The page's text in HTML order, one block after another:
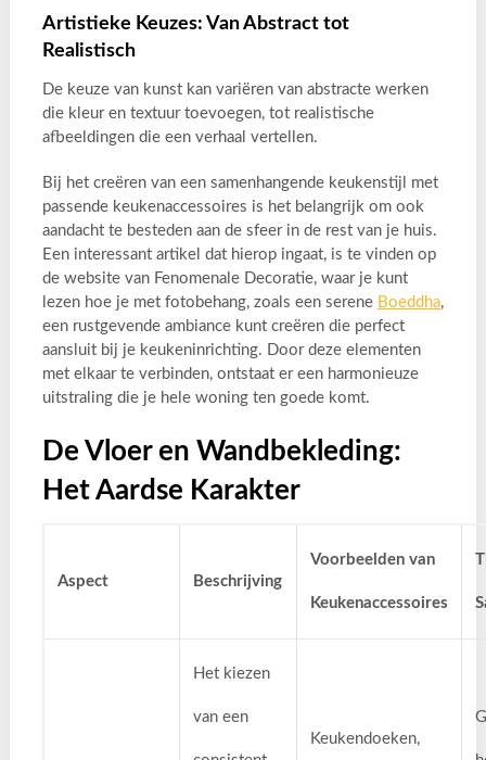
Artistieke Keuzes: Van Abstract tot
Realistisch
De keuze van kunst kan variëren van abstracte werken
die kleur en textuur toevoegen, tot realistische
afbeeldingen die een verhaal vertellen.
Bij het creëren van een samenhangende keukenstijl met
passende keukenaccessoires is het belangrijk om ook
aandacht te besteden aan de sfeer in de rest van je huis.
Een interessant artikel dat hierop ingaat, is te vinden op
de website van Fenomenale Decoratie, waar je kunt
lezen hoe je met fotobehang, zoals een serene Boeddha,
een rustgevende ambiance kunt creëren die perfect
aansluit bij je keukeninrichting. Door deze elementen
met elkaar te verbinden, ontstaat er een harmonieuze
uitstraling die je hele woning ten goede komt.
De Vloer en Wandbekleding:
Het Aardse Karakter
Aspect Beschrijving
Voorbeelden van
Keukenaccessoires
Het kiezen
van een
Keukendoeken,